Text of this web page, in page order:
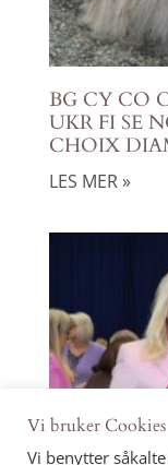
BG CY CO
UKR FI SE
CHOIX
LES MER »
Vi bruker Cookies
Vi benytter